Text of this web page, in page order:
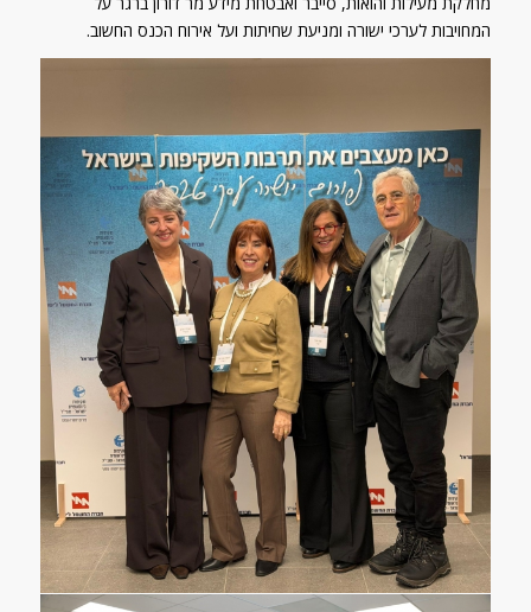
המחויבות לערכי ישורה ומניעת שחיתות ועל אירוח הכנס החשוב.